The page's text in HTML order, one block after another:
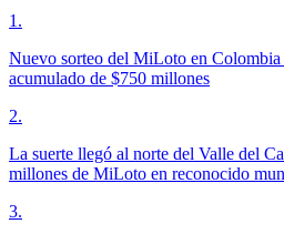
1 .
Nuevo sorteo del MiLoto en Colombia
acumulado de $750 millones
2.
La suerte llegó al norte del Valle del
millones de MiLoto en reconocido
3.